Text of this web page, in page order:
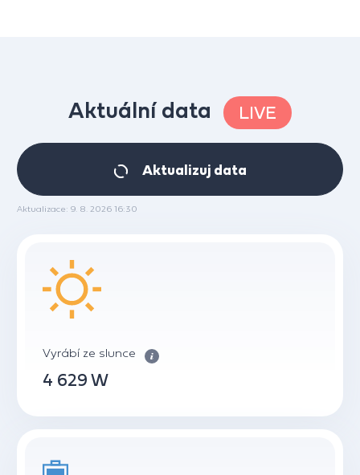
Aktuální data LIVE
Aktualizuj data
Aktualizace: 9. 8. 2026 16:30
Vyrábí ze slunce
4 629 W